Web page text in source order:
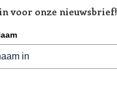
voor onze nieuwsbrief!